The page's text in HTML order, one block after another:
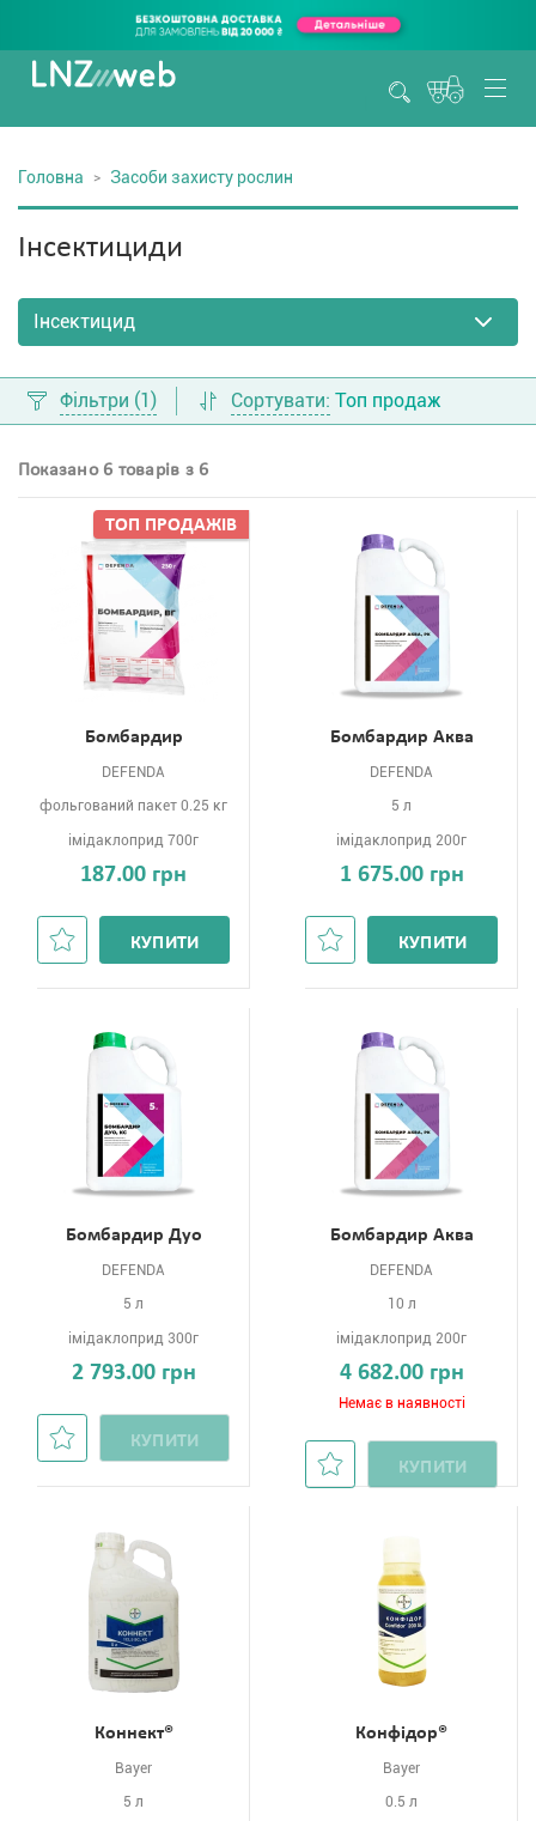
Головна Засоби захисту рослин
Інсектициди
Фільтри (1) Сортувати: Топ продаж
Показано 6 товарів з 6
Бомбардир
ТОП ПРОДАЖIВ
DEFENDA
фольгований пакет 0.25 кг
імідаклоприд 700г
187.00 грн
КУПИТИ
Бомбардир Аква
DEFENDA
5 л
імідаклоприд 200г
1 675.00 грн
КУПИТИ
Бомбардир Дуо
DEFENDA
5 л
імідаклоприд 300г
2 793.00 грн
КУПИТИ
Бомбардир Аква
DEFENDA
10 л
імідаклоприд 200г
4 682.00 грн
Немає в наявності
КУПИТИ
Коннект®
Bayer
5 л
Конфідор®
Bayer
0.5 л